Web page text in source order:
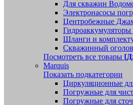
Для скважин
Электронасосы
Центробежные
Шланги и
Скважинный
Посмотреть все товары
Marquis
Показать подкатегории
Циркуляционные
Погружные для
Погружные для